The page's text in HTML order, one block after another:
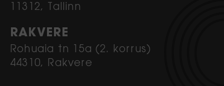
11312, Tallinn
RAKVERE
Rohuaia tn 15a (2. korrus)
44310, Rakvere